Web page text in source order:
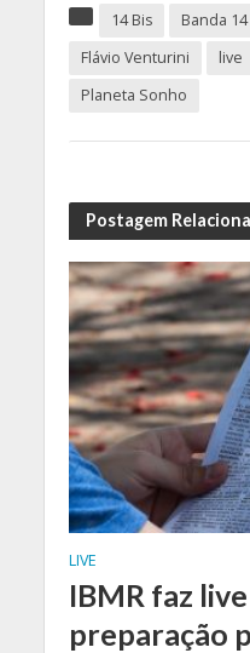
14 Bis
Banda 14
Flávio Venturini
live
Planeta Sonho
Postagem
LIVE
IBMR faz
preparação